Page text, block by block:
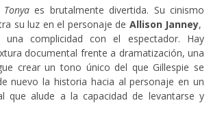
Tonyaes brutalmente divertida. Su cinismo
su luz en el personaje de Allison Janney,
una complicidad con el espectador. Hay
documental frente a dramatización, una
crear un tono único del que Gillespie se
nuevo la historia hacia al personaje en un
que alude a la capacidad de levantarse y